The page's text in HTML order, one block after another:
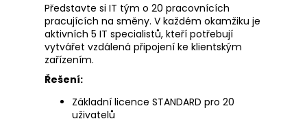
Představte si IT tým o 20 pracovnících
pracujících na směny. V každém okamžiku je
aktivních 5 IT specialistů, kteří potřebují
vytvářet vzdálená připojení ke klientským
zařízením.
Řešení:
Základní licence STANDARD pro 20
uživatelů